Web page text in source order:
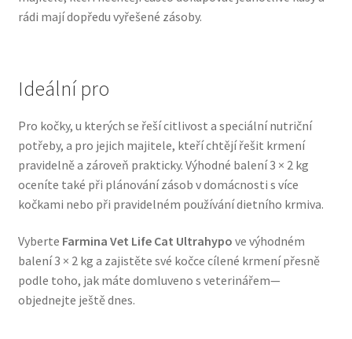
Purizon pro psy — Vysoký obsah masa, bez obilovin
Veterinární dieta pro psy
Vodítka a obojky
Wolf of Wilderness
rádi mají dopředu vyřešené zásoby.
Ideální pro
Pro kočky, u kterých se řeší citlivost a speciální nutriční
potřeby, a pro jejich majitele, kteří chtějí řešit krmení
pravidelně a zároveň prakticky. Výhodné balení 3 × 2 kg
oceníte také při plánování zásob v domácnosti s více
kočkami nebo při pravidelném používání dietního krmiva.
Vyberte Farmina Vet Life Cat Ultrahypo ve výhodném
balení 3 × 2 kg a zajistěte své kočce cílené krmení přesně
podle toho, jak máte domluveno s veterinářem—
objednejte ještě dnes.